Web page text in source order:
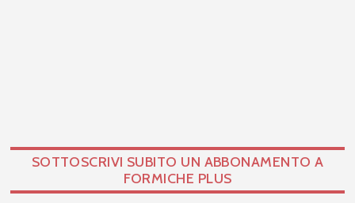
SOTTOSCRIVI SUBITO UN ABBONAMENTO A
FORMICHE PLUS